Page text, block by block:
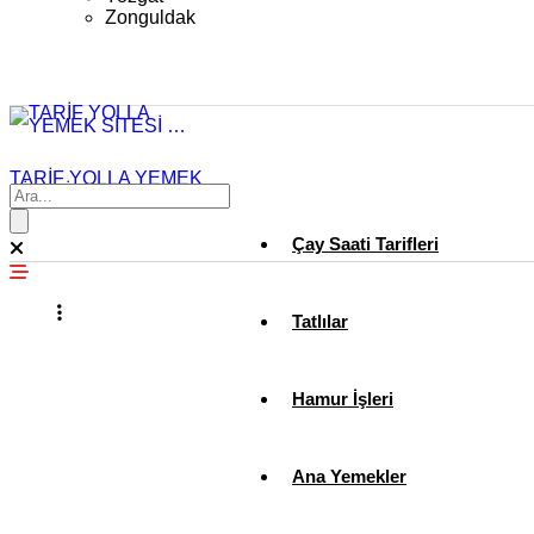
Zonguldak
TARİF YOLLA YEMEK
SİTESİ …
Çay Saati Tarifleri
Tatlılar
Hamur İşleri
Ana Yemekler